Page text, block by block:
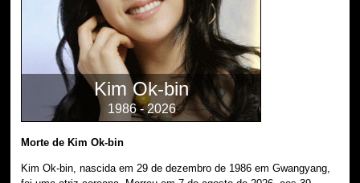
Kim Ok-bin
1986 - 2026
Morte de Kim Ok-bin
Kim Ok-bin, nascida em 29 de dezembro de 1986 em Gwangyang,